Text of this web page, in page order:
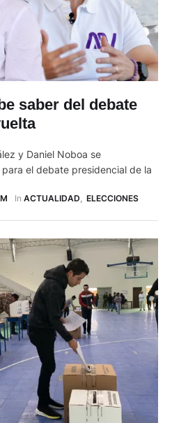
saber del debate
y Daniel Noboa se
el debate presidencial de la
In ACTUALIDAD, ELECCIONES